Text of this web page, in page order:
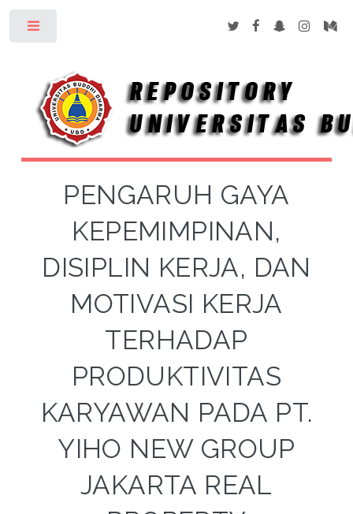
PENGARUH GAYA
KEPEMIMPINAN,
DISIPLIN KERJA, DAN
MOTIVASI KERJA
TERHADAP
PRODUKTIVITAS
KARYAWAN PADA PT.
YIHO NEW GROUP
JAKARTA REAL